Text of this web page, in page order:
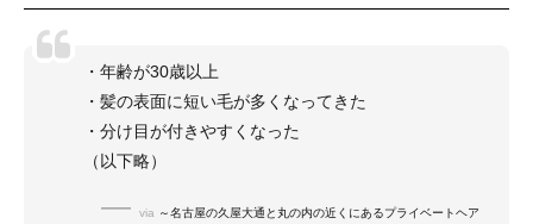
・年齢が30歳以上
・髪の表面に短い毛が多くなってきた
・分け目が付きやすくなった
（以下略）
via ～名古屋の久屋大通と丸の内の近くにあるプライベートヘア